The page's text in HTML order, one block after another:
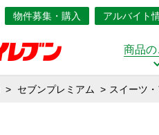
物件募集・購入 アルバイト
商品
セブンプレミアム スイーツ